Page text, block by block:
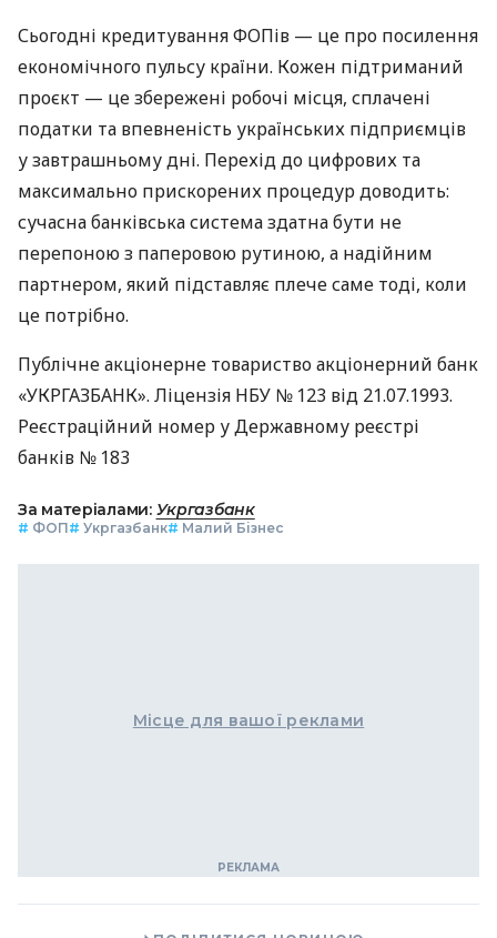
Сьогодні кредитування ФОПів — це про посилення
економічного пульсу країни. Кожен підтриманий
проєкт — це збережені робочі місця, сплачені
податки та впевненість українських підприємців
у завтрашньому дні. Перехід до цифрових та
максимально прискорених процедур доводить:
сучасна банківська система здатна бути не
перепоною з паперовою рутиною, а надійним
партнером, який підставляє плече саме тоді, коли
це потрібно.
Публічне акціонерне товариство акціонерний банк
«УКРГАЗБАНК». Ліцензія НБУ № 123 від 21.07.1993.
Реєстраційний номер у Державному реєстрі
банків № 183
За матеріалами: Укргазбанк
# ФОП# Укргазбанк# Малий Бізнес
Місце для вашої реклами